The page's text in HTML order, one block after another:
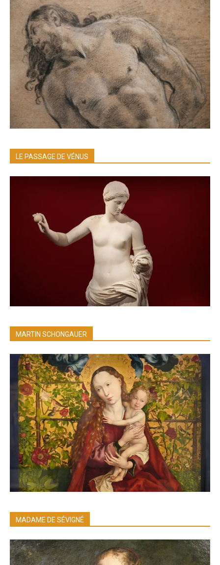
LE PASSAGE DE VÉNUS
MARTIN SCHONGAUER
MADAME DE SÉVIGNÉ